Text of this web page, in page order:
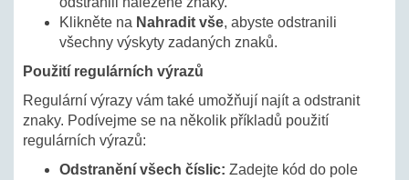
Klikněte na Nahradit vše, abyste odstranili
všechny výskyty zadaných znaků.
Použití regulárních výrazů
Regulární výrazy vám také umožňují najít a odstranit
znaky. Podívejme se na několik příkladů použití
regulárních výrazů:
Odstranění všech číslic: Zadejte kód do pole